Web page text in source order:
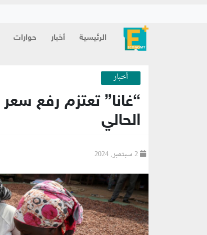
الرئيسية أخبار حوارات
أخبار
الحالي